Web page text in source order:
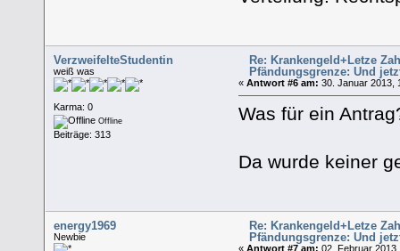
VerzweifelteStudentin
weiß was
Karma: 0
Offline
Beiträge: 313
Re: Krankengeld+Letze
Pfändungsgrenze: Und
« Antwort #6 am: 30. Januar 2013,
Was für ein
Da wurde keiner
energy1969
Newbie
Re: Krankengeld+Letze
Pfändungsgrenze: Und
« Antwort #7 am: 02. Februar